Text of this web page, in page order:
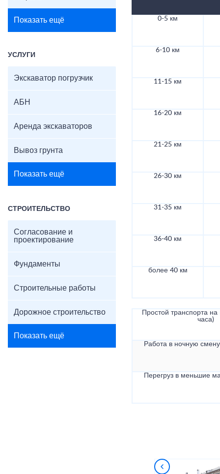
Показать ещё
УСЛУГИ
Экскаватор погрузчик
АБН
Аренда экскаваторов
Вывоз грунта
Показать ещё
СТРОИТЕЛЬСТВО
Согласование и
проектирование
Фундаменты
Строительные работы
Дорожное строительство
Показать ещё
0-5 км
6-10 км
11-15 км
16-20 км
21-25 км
26-30 км
31-35 км
36-40 км
более 40 км
Простой транспорта на
часа)
Работа в ночную
Перегруз в меньшие